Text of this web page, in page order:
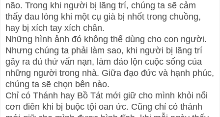
não. Trong khi người bị lãng trí, chúng ta sẽ cảm
thấy đau lòng khi một cụ già bị nhốt trong chuồng,
hay bị xích tay xích chân.
Những hình ảnh đó không thể dùng cho con người.
Nhưng chúng ta phải làm sao, khi người bị lãng trí
gây ra đủ thứ vấn nạn, làm đảo lộn cuộc sống của
những người trong nhà. Giữa đạo đức và hạnh phúc,
chúng ta sẽ chọn bên nào.
Chỉ có Thánh hay Bồ Tát mới giữ cho mình khỏi nổi
cơn điên khi bị buộc tội oan ức. Cũng chỉ có thánh